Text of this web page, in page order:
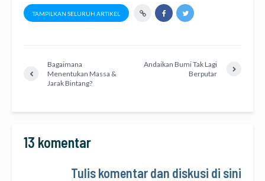
TAMPILKAN SELURUH ARTIKEL
Bagaimana
Menentukan Massa &
Jarak Bintang?
Andaikan Bumi Tak Lagi
Berputar
13 komentar
Tulis komentar dan diskusi di sini